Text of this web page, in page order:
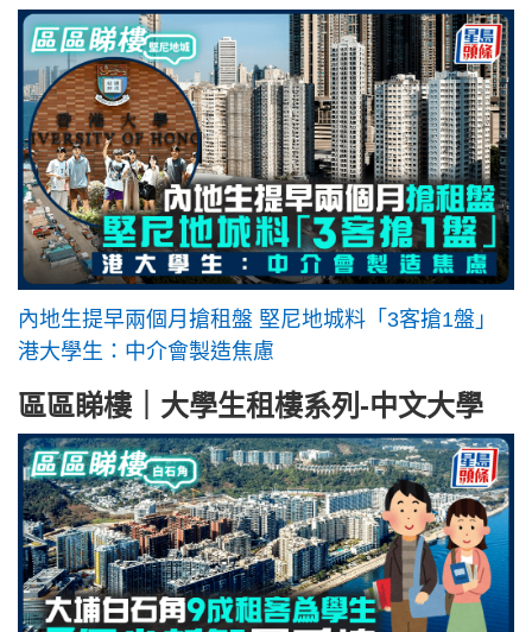
內地生提早兩個月搶租盤 堅尼地城料「3客搶1盤」
港大學生：中介會製造焦慮
區區睇樓｜大學生租樓系列-中文大學